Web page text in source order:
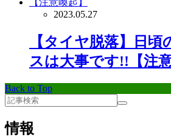
2023.05.27
【タイヤ脱落】日
スは大事です!!【注意
Back to Top
情報